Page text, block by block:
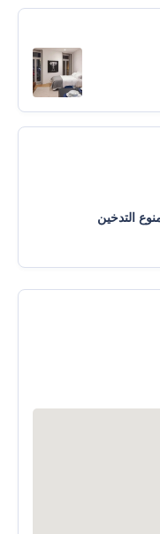
التدخين